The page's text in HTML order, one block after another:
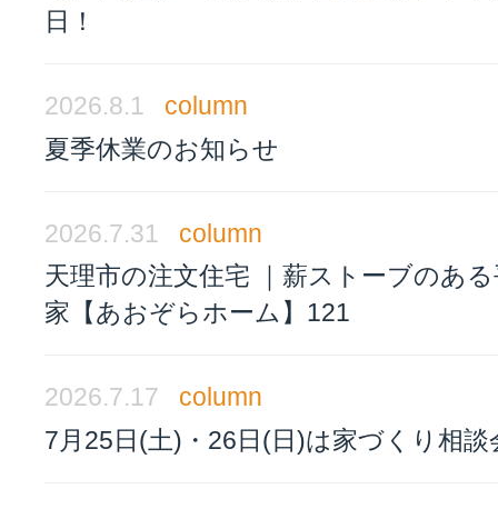
日！
2026.8.1
column
夏季休業のお知らせ
2026.7.31
column
天理市の注文住宅 ｜薪ストーブのあ
家【あおぞらホーム】121
2026.7.17
column
7月25日(土)・26日(日)は家づくり相談